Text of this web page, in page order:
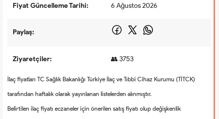
Fiyat Güncelleme Tarihi: 6 Ağustos 2026
Paylaş:
Ziyaretçiler: 👥 3753
İlaç fiyatları TC Sağlık Bakanlığı Türkiye İlaç ve Tıbbi Cihaz Kurumu (TİTCK)
tarafından haftalık olarak yayınlanan listelerden alınmıştır.
Belirtilen ilaç fiyatı eczaneler için önerilen satış fiyatı olup değişkenlik